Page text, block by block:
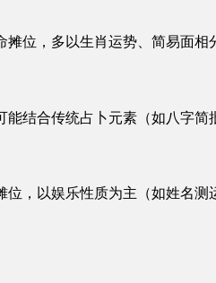
位，多以生肖运势、简易面相
结合传统占卜元素（如八字简
，以娱乐性质为主（如姓名